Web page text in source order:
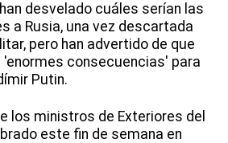
desvelado cuáles serían las
a Rusia, una vez descartada
pero han advertido de que
consecuencias' para
Putin.
los ministros de Exteriores del
este fin de semana en